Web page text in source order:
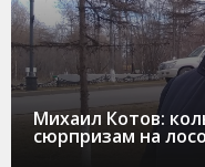
Михаил Котов:
сюрпризам на